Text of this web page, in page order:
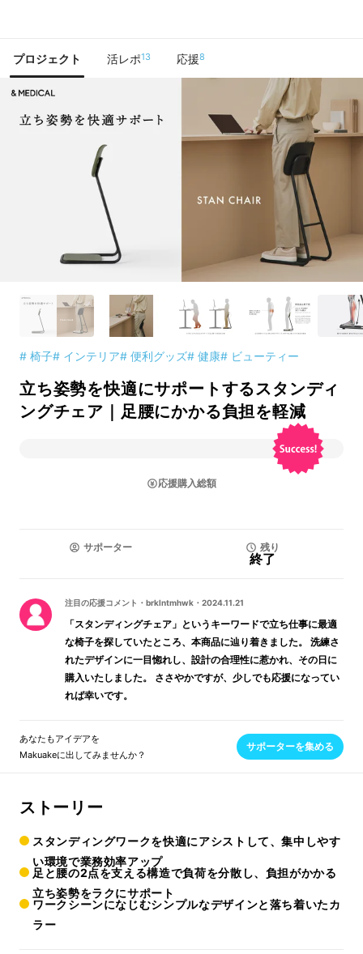
プロジェクト 活レポ13 応援8
# 椅子# インテリア# 便利グッズ# 健康# ビューティー
立ち姿勢を快適にサポートするスタンディ
ングチェア｜足腰にかかる負担を軽減
応援購入総額
サポーター 残り
終了
注目の応援コメント ・ brklntmhwk ・ 2024.11.21
「スタンディングチェア」というキーワードで立ち仕事に最適
な椅子を探していたところ、本商品に辿り着きました。 洗練さ
れたデザインに一目惚れし、設計の合理性に惹かれ、その日に
購入いたしました。 ささやかですが、少しでも応援になってい
れば幸いです。
あなたもアイデアを
Makuakeに出してみませんか？
サポーターを集める
ストーリー
スタンディングワークを快適にアシストして、集中しやす
い環境で業務効率アップ
足と腰の2点を支える構造で負荷を分散し、負担がかかる
立ち姿勢をラクにサポート
ワークシーンになじむシンプルなデザインと落ち着いたカ
ラー